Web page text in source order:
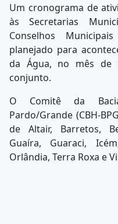
Um cronograma de
às Secretarias
Conselhos
planejado para
da Água, no mês de
conjunto.
O Comitê da
Pardo/Grande (CBH-
de Altair, Barretos,
Guaíra, Guaraci,
Orlândia, Terra Roxa e